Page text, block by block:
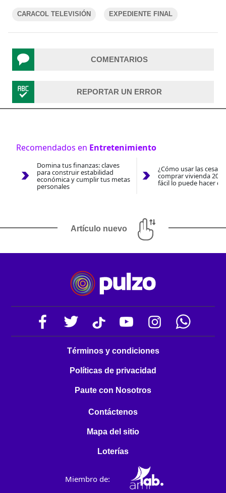
CARACOL TELEVISIÓN EXPEDIENTE FINAL
COMENTARIOS
REPORTAR UN ERROR
Recomendados en Entretenimiento
Domina tus finanzas: claves
para construir estabilidad
económica y cumplir tus metas
personales
¿Cómo usar las
comprar vivienda
fácil lo puede hacer
Artículo nuevo
Términos y condiciones
Políticas de privacidad
Paute con Nosotros
Contáctenos
Mapa del sitio
Loterías
Miembro de: